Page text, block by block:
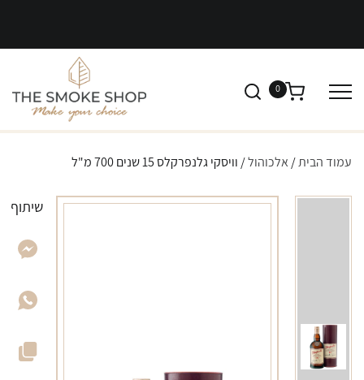
0
עמוד הבית/ אלכוהול/ וויסקי גלנפרקלס 15 שנים 700 מ"ל
שיתוף